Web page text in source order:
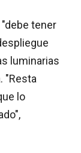
tener
luminarias
"Resta
lo